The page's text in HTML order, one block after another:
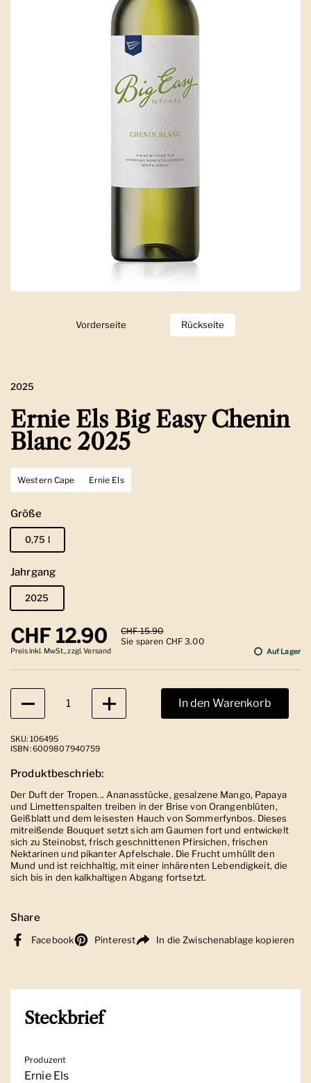
Zeige Folie 1
Vorderseite Zeige Folie 2
Rückseite
2025
Ernie Els Big Easy Chenin
Blanc 2025
Western Cape Ernie Els
Größe
0,75 l
Jahrgang
2025
Regulärer Preis
CHF 12.90 Sale-Preis
CHF 15.90
Sie sparen CHF 3.00
Preis inkl. MwSt., zzgl. Versand Auf Lager
Anzahl
In den Warenkorb
SKU: 106495
ISBN: 6009807940759
Produktbeschrieb:
Der Duft der Tropen... Ananasstücke, gesalzene Mango, Papaya
und Limettenspalten treiben in der Brise von Orangenblüten,
Geißblatt und dem leisesten Hauch von Sommerfynbos. Dieses
mitreißende Bouquet setzt sich am Gaumen fort und entwickelt
sich zu Steinobst, frisch geschnittenen Pfirsichen, frischen
Nektarinen und pikanter Apfelschale. Die Frucht umhüllt den
Mund und ist reichhaltig, mit einer inhärenten Lebendigkeit, die
sich bis in den kalkhaltigen Abgang fortsetzt.
Share
Facebook Pinterest In die Zwischenablage kopieren
Steckbrief
Produzent
Ernie Els